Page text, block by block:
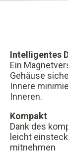
Intelligentes
Ein
Gehäuse
Innere
Inneren.
Kompakt
Dank des
leicht
mitnehmen